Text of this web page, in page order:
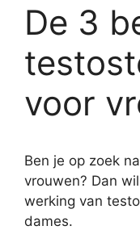
De 3
voor
Ben je op zoek
vrouwen? Dan
werking van
dames.